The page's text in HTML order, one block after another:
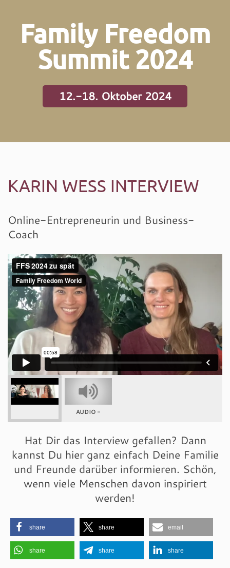
Family Freedom
Summit 2024
12.-18. Oktober 2024
KARIN WESS INTERVIEW
Online-Entrepreneurin und Business-
Coach
AUDIO -
Hat Dir das Interview gefallen? Dann
kannst Du hier ganz einfach Deine Familie
und Freunde darüber informieren. Schön,
wenn viele Menschen davon inspiriert
werden!
share share email
share share share